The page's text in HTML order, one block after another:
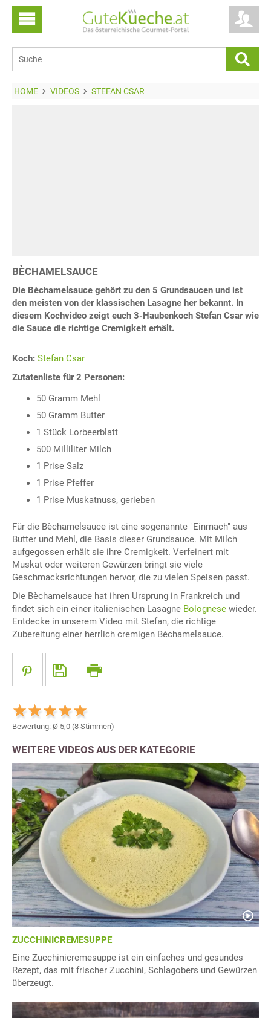
HOME VIDEOS STEFAN CSAR
BÈCHAMELSAUCE
Die Bèchamelsauce gehört zu den 5 Grundsaucen und ist
den meisten von der klassischen Lasagne her bekannt. In
diesem Kochvideo zeigt euch 3-Haubenkoch Stefan Csar wie
die Sauce die richtige Cremigkeit erhält.
Koch: Stefan Csar
Zutatenliste für 2 Personen:
50 Gramm Mehl
50 Gramm Butter
1 Stück Lorbeerblatt
500 Milliliter Milch
1 Prise Salz
1 Prise Pfeffer
1 Prise Muskatnuss, gerieben
Für die Bèchamelsauce ist eine sogenannte "Einmach" aus
Butter und Mehl, die Basis dieser Grundsauce. Mit Milch
aufgegossen erhält sie ihre Cremigkeit. Verfeinert mit
Muskat oder weiteren Gewürzen bringt sie viele
Geschmacksrichtungen hervor, die zu vielen Speisen passt.
Die Bèchamelsauce hat ihren Ursprung in Frankreich und
findet sich ein einer italienischen Lasagne Bolognese wieder.
Entdecke in unserem Video mit Stefan, die richtige
Zubereitung einer herrlich cremigen Bèchamelsauce.
Bewertung: Ø 5,0 (8 Stimmen)
WEITERE VIDEOS AUS DER KATEGORIE
ZUCCHINICREMESUPPE
Eine Zucchinicremesuppe ist ein einfaches und gesundes
Rezept, das mit frischer Zucchini, Schlagobers und Gewürzen
überzeugt.